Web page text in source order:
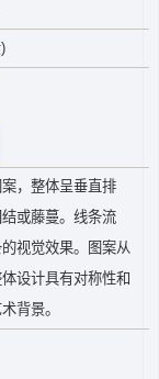
，整体呈垂直排
或藤蔓。线条流
视觉效果。图案从
设计具有对称性和
背景。